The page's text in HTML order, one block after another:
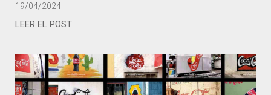
19/04/2024
LEER EL POST